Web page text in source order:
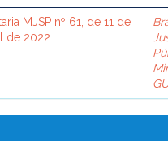
MJSP nº 61, de 11 de
de 2022